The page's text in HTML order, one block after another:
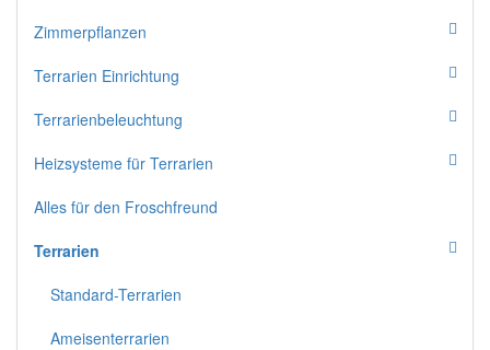
Zimmerpflanzen
Terrarien Einrichtung
Terrarienbeleuchtung
Heizsysteme für Terrarien
Alles für den Froschfreund
Terrarien
Standard-Terrarien
Ameisenterrarien